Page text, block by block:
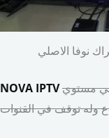
NOVA IPTVمستوي